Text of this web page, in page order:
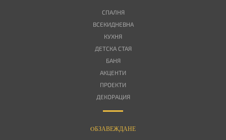
СПАЛНЯ
ВСЕКИДНЕВНА
КУХНЯ
ДЕТСКА СТАЯ
БАНЯ
АКЦЕНТИ
ПРОЕКТИ
ДЕКОРАЦИЯ
OБЗАВЕЖДАНЕ